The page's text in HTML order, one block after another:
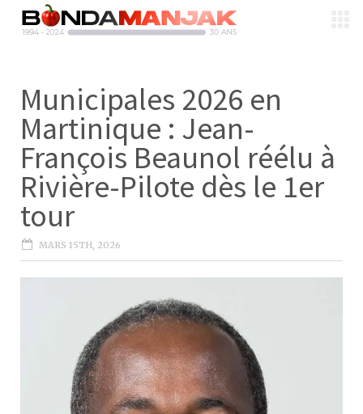
Municipales 2026 en
Martinique : Jean-
François Beaunol réélu à
Rivière-Pilote dès le 1er
tour
MARS 15TH, 2026